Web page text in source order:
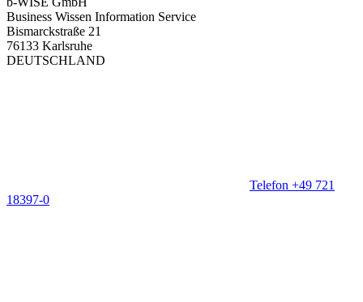
Business Wissen Information Service
Bismarckstraße 21
76133 Karlsruhe
DEUTSCHLAND
Telefon +49 721
18397-0